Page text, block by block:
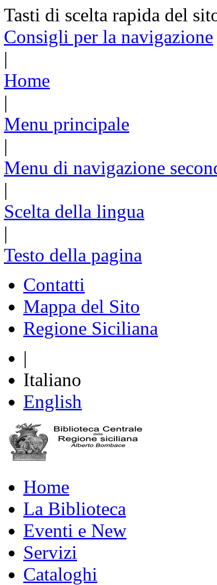
Tasti di scelta rapida del
Consigli per la navigazione
|
Home
|
Menu principale
|
Menu di navigazione
|
Scelta della lingua
|
Testo della pagina
Contatti
Mappa del Sito
Regione Siciliana
|
Italiano
English
Home
La Biblioteca
Eventi e New
Servizi
Cataloghi